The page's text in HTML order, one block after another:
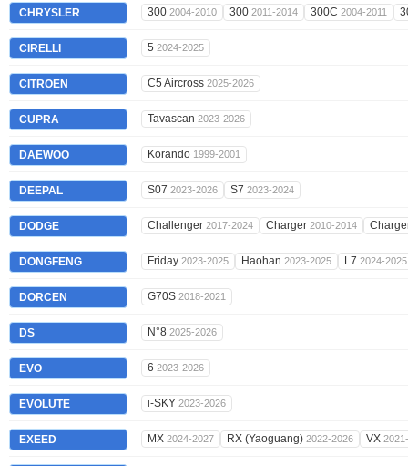
CHRYSLER 300 2004-2010 300 2011-2014 300C 2004-2011
CIRELLI 5 2024-2025
CITROËN C5 Aircross 2025-2026
CUPRA Tavascan 2023-2026
DAEWOO Korando 1999-2001
DEEPAL S07 2023-2026 S7 2023-2024
DODGE Challenger 2017-2024 Charger 2010-2014
DONGFENG Friday 2023-2025 Haohan 2023-2025 L7 2024-2025
DORCEN G70S 2018-2021
DS N°8 2025-2026
EVO 6 2023-2026
EVOLUTE i-SKY 2023-2026
EXEED MX 2024-2027 RX (Yaoguang) 2022-2026 VX